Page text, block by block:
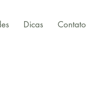
Dicas Contato